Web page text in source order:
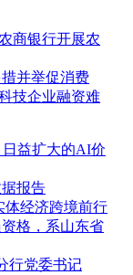
商银行开展农
并举促消费
技企业融资难
益扩大的AI价
报告
体经济跨境前行
格，系山东省
行党委书记